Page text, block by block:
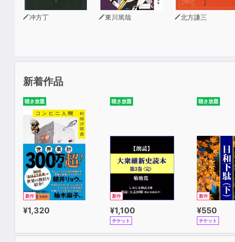
BEST 13 Exactly. その通りです。
BEST 14 Almost! 惜しい！
BEST 19 Impossible! そんなばかな！
BEST 21-50 Shoot! / Excellent! / Honey! / Gosh.ほか
みちくさ講座１ 「おもてなし」には言葉で感謝を伝える
Chapter 2 こんなに通じる
2語フレーズ BEST 120
BEST 1 Excuse me. すみません。
BEST 2 I see. わかりました。
BEST 3 Go ahead. どうぞ。
BEST 4 Sounds good! それはいいね！
BEST 5 Right now. 今でしょ。
BEST 6 What's up? 元気？
冲方丁 東川篤哉 北方謙三
新着作品
聴き放題
新作
¥1,320
聴き放題
新作
¥1,100
チケット
聴き放題
新作
¥550
チケット